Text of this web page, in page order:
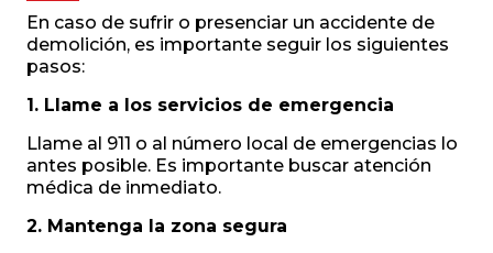
En caso de sufrir o presenciar un accidente de
demolición, es importante seguir los siguientes
pasos:
1. Llame a los servicios de emergencia
Llame al 911 o al número local de emergencias lo
antes posible. Es importante buscar atención
médica de inmediato.
2. Mantenga la zona segura